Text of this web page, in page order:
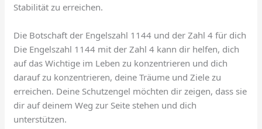
Stabilität zu erreichen.
Die Botschaft der Engelszahl 1144 und der Zahl 4 für dich
Die Engelszahl 1144 mit der Zahl 4 kann dir helfen, dich
auf das Wichtige im Leben zu konzentrieren und dich
darauf zu konzentrieren, deine Träume und Ziele zu
erreichen. Deine Schutzengel möchten dir zeigen, dass sie
dir auf deinem Weg zur Seite stehen und dich
unterstützen.